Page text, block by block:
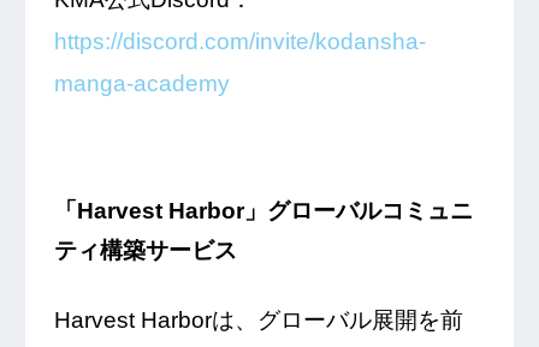
https://discord.com/invite/kodansha-
manga-academy
「Harvest Harbor」グローバルコミュニ
ティ構築サービス
Harvest Harborは、グローバル展開を前